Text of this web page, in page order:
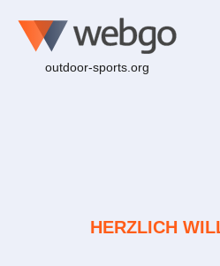
outdoor-sports.org
HERZLICH